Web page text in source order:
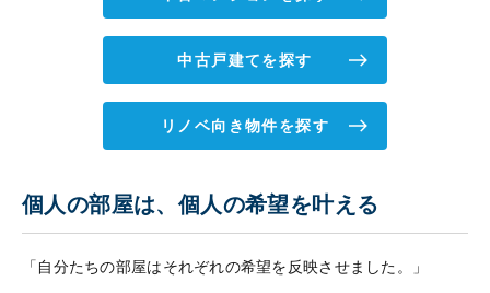
中古戸建てを探す
リノベ向き物件を探す
個人の部屋は、個人の希望を叶える
「自分たちの部屋はそれぞれの希望を反映させました。」